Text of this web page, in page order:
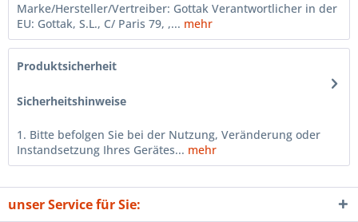
Marke/Hersteller/Vertreiber: Gottak Verantwortlicher in der
EU: Gottak, S.L., C/ Paris 79, ,... mehr
Produktsicherheit
Sicherheitshinweise
1. Bitte befolgen Sie bei der Nutzung, Veränderung oder
Instandsetzung Ihres Gerätes... mehr
unser Service für Sie: